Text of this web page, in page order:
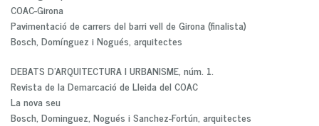
COAC-Girona
Pavimentació de carrers del barri vell de Girona (finalista)
Bosch, Domínguez i Nogués, arquitectes
DEBATS D’ARQUITECTURA I URBANISME, núm. 1.
Revista de la Demarcació de Lleida del COAC
La nova seu
Bosch, Dominguez, Nogués i Sanchez-Fortún, arquitectes